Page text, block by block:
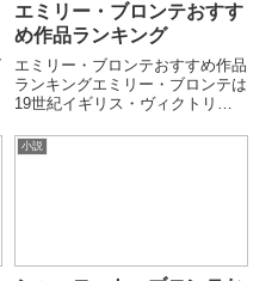
エミリー・ブロンテおすす
め作品ランキング
エミリー・ブロンテおすすめ作品
ランキングエミリー・ブロンテは
19世紀イギリス・ヴィクトリア
名に近いまま亡くなりましたが、
小説